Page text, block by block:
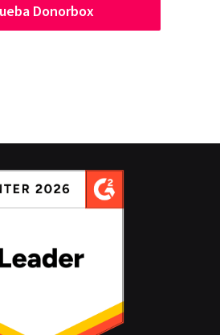
Donorbox